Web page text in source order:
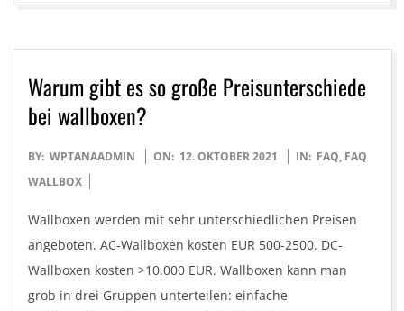
Warum gibt es so große Preisunterschiede
bei wallboxen?
2021-
10-
BY: WPTANAADMIN ON: 12. OKTOBER 2021 IN: FAQ, FAQ
WALLBOX
Wallboxen werden mit sehr unterschiedlichen Preisen
angeboten. AC-Wallboxen kosten EUR 500-2500. DC-
Wallboxen kosten >10.000 EUR. Wallboxen kann man
grob in drei Gruppen unterteilen: einfache